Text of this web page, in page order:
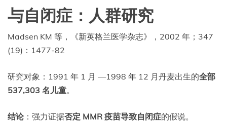
与自闭症：人群研究
Madsen KM 等，《新英格兰医学杂志》，2002 年；347
(19)：1477-82
研究对象：1991 年 1 月 —1998 年 12 月丹麦出生的全部
537,303 名儿童。
结论：强力证据否定 MMR 疫苗导致自闭症的假说。